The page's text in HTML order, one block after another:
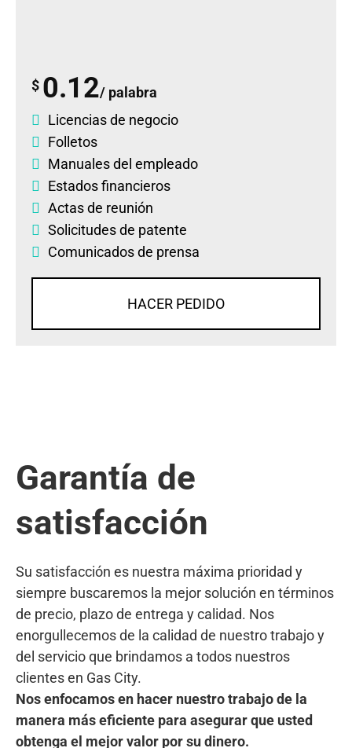
$ 0.12/ palabra
Licencias de negocio
Folletos
Manuales del empleado
Estados financieros
Actas de reunión
Solicitudes de patente
Comunicados de prensa
HACER PEDIDO
Garantía de
satisfacción
Su satisfacción es nuestra máxima prioridad y
siempre buscaremos la mejor solución en términos
de precio, plazo de entrega y calidad. Nos
enorgullecemos de la calidad de nuestro trabajo y
del servicio que brindamos a todos nuestros
clientes en Gas City.
Nos enfocamos en hacer nuestro trabajo de la
manera más eficiente para asegurar que usted
obtenga el mejor valor por su dinero.